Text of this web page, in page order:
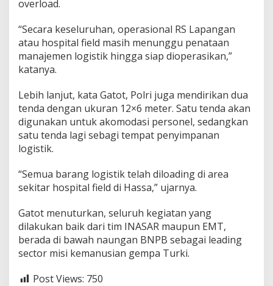
overload.
“Secara keseluruhan, operasional RS Lapangan
atau hospital field masih menunggu penataan
manajemen logistik hingga siap dioperasikan,”
katanya.
Lebih lanjut, kata Gatot, Polri juga mendirikan dua
tenda dengan ukuran 12×6 meter. Satu tenda akan
digunakan untuk akomodasi personel, sedangkan
satu tenda lagi sebagi tempat penyimpanan
logistik.
“Semua barang logistik telah diloading di area
sekitar hospital field di Hassa,” ujarnya.
Gatot menuturkan, seluruh kegiatan yang
dilakukan baik dari tim INASAR maupun EMT,
berada di bawah naungan BNPB sebagai leading
sector misi kemanusian gempa Turki.
Post Views: 750